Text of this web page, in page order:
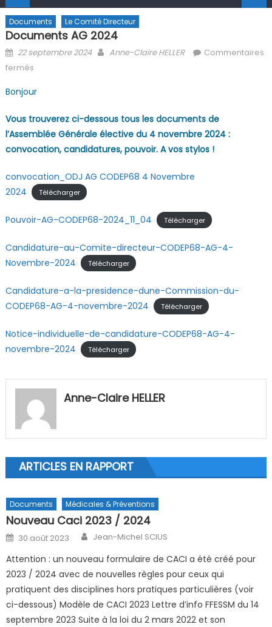
Documents Le Comité Directeur
Documents AG 2024
Posted on
22 septembre 2024 Author
Anne-Claire HELLER
Commentaires
fermés
Bonjour
Vous trouverez ci-dessous tous les documents de
l’Assemblée Générale élective du 4 novembre 2024 :
convocation, candidatures, pouvoir. A vos stylos !
convocation_ODJ AG CODEP68 4 Novembre
2024
Télécharger
Pouvoir-AG-CODEP68-2024_11_04 Télécharger
Candidature-au-Comite-directeur-CODEP68-AG-4-
Novembre-2024
Télécharger
Candidature-a-la-presidence-dune-Commission-du-
CODEP68-AG-4-novembre-2024
Télécharger
Notice-individuelle-de-candidature-CODEP68-AG-4-
novembre-2024
Télécharger
Anne-Claire HELLER
ARTICLES EN RAPPORT
Documents Médicales & Préventions
Nouveau Caci 2023 / 2024
Posted on
30 août 2023 Author
Jean-Michel SCIUS
Attention : un nouveau formulaire de CACI a été créé pour
2023 / 2024 avec de nouvelles règles pour ceux qui
pratiquent des disciplines hors pratiques particulières (voir
ci-dessous) Modèle de CACI 2023 Lettre d’info FFESSM du 14
septembre 2023 Suite à la loi du 2 mars 2022 et son